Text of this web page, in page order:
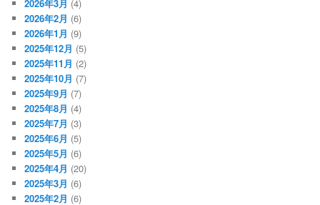
2026年3月 (4)
2026年2月 (6)
2026年1月 (9)
2025年12月 (5)
2025年11月 (2)
2025年10月 (7)
2025年9月 (7)
2025年8月 (4)
2025年7月 (3)
2025年6月 (5)
2025年5月 (6)
2025年4月 (20)
2025年3月 (6)
2025年2月 (6)